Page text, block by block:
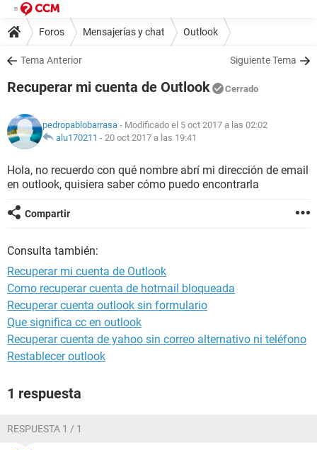
Foros Mensajerías y chat Outlook
Tema Anterior Siguiente Tema
Recuperar mi cuenta de Outlook Cerrado
pedropablobarrasa - Modificado el 5 oct 2017 a las 02:02
alu170211 - 20 oct 2017 a las 19:41
Hola, no recuerdo con qué nombre abrí mi dirección de email
en outlook, quisiera saber cómo puedo encontrarla
Compartir
Consulta también:
Recuperar mi cuenta de Outlook
Como recuperar cuenta de hotmail bloqueada
Recuperar cuenta outlook sin formulario
Que significa cc en outlook
Recuperar cuenta de yahoo sin correo alternativo ni teléfono
Restablecer outlook
1 respuesta
RESPUESTA 1 / 1